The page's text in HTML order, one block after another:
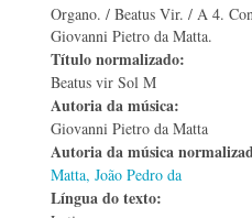
Organo. / Beatus Vir. / A 4.
Giovanni Pietro da Matta.
Título normalizado:
Beatus vir Sol M
Autoria da música:
Giovanni Pietro da Matta
Autoria da música
Matta, João Pedro da
Língua do texto: